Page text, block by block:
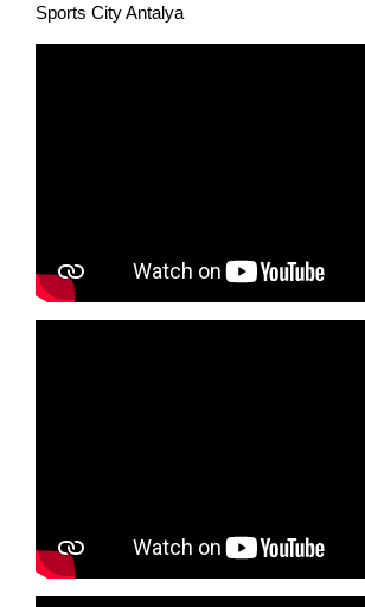
Sports City Antalya